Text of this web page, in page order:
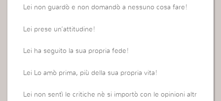
Lei non guardò e non domandò a nessuno cosa fare!
Lei prese un’attitudine!
Lei ha seguito la sua propria fede!
Lei Lo amò prima, più della sua propria vita!
Lei non sentì le critiche nè si importò con le opinioni altr